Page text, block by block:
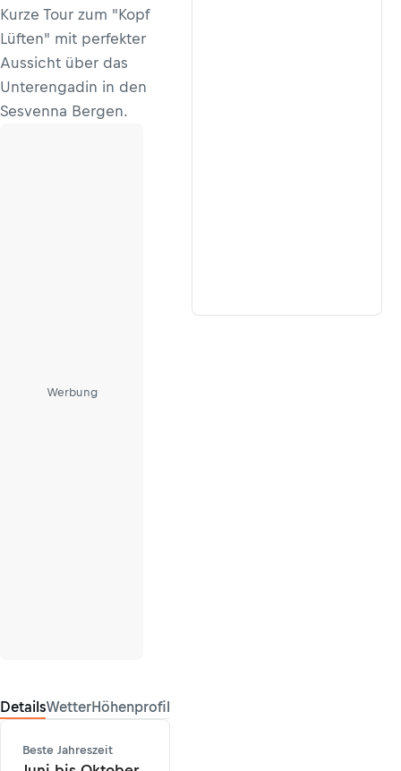
Kurze Tour zum "Kopf
Lüften" mit perfekter
Aussicht über das
Unterengadin in den
Sesvenna Bergen.
Werbung
DetailsWetterHöhenprofil
Beste Jahreszeit